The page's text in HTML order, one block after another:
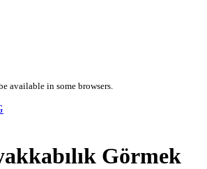
available in some browsers.
Görmek